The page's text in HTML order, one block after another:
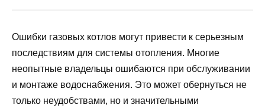
Ошибки газовых котлов могут привести к серьезным
последствиям для системы отопления. Многие
неопытные владельцы ошибаются при обслуживании
и монтаже водоснабжения. Это может обернуться не
только неудобствами, но и значительными